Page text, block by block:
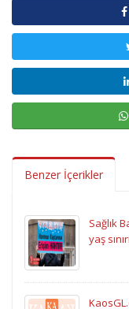
Benzer İçerikler
Sağlık
yaş